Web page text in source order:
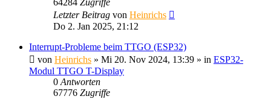
Letzter Beitrag von Heinrichs
Do 2. Jan 2025, 21:12
Interrupt-Probleme beim TTGO (ESP32)
von Heinrichs » Mi 20. Nov 2024, 13:39 » in ESP32-
Modul TTGO T-Display
0 Antworten
67776 Zugriffe